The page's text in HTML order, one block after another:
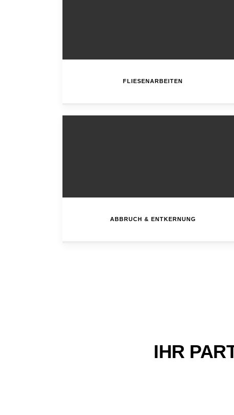
FLIESENARBEITEN
ABBRUCH & ENTKERNUNG
IHR